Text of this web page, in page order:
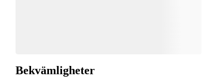
Bekvämligheter